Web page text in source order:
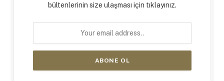
bültenlerinin size ulaşması için tıklayınız.